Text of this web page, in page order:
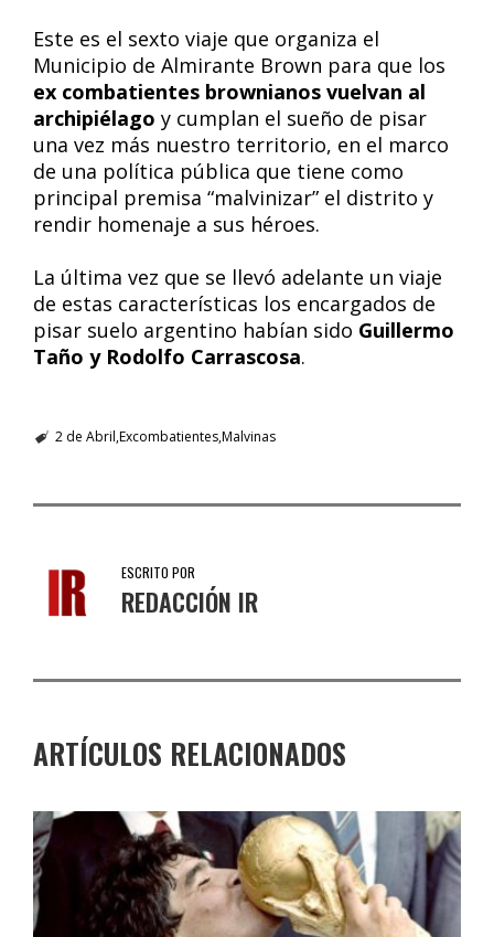
Este es el sexto viaje que organiza el
Municipio de Almirante Brown para que los
ex combatientes brownianos vuelvan al
archipiélago y cumplan el sueño de pisar
una vez más nuestro territorio, en el marco
de una política pública que tiene como
principal premisa “malvinizar” el distrito y
rendir homenaje a sus héroes.
La última vez que se llevó adelante un viaje
de estas características los encargados de
pisar suelo argentino habían sido Guillermo
Taño y Rodolfo Carrascosa.
2 de Abril ExcombatientesMalvinas
ESCRITO POR
REDACCIÓN IR
ARTÍCULOS RELACIONADOS